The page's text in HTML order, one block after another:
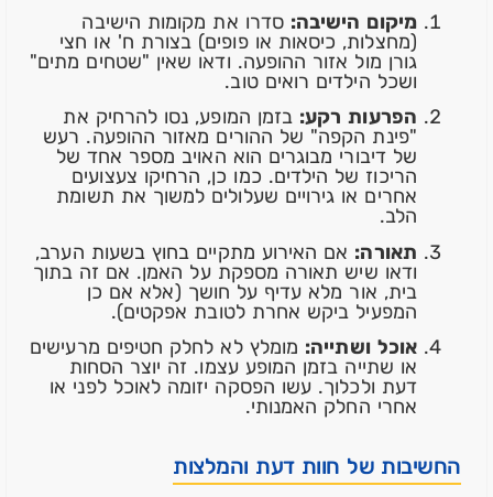
מיקום הישיבה: סדרו את מקומות הישיבה
(מחצלות, כיסאות או פופים) בצורת ח' או חצי
גורן מול אזור ההופעה. ודאו שאין "שטחים מתים"
ושכל הילדים רואים טוב.
הפרעות רקע: בזמן המופע, נסו להרחיק את
"פינת הקפה" של ההורים מאזור ההופעה. רעש
של דיבורי מבוגרים הוא האויב מספר אחד של
הריכוז של הילדים. כמו כן, הרחיקו צעצועים
אחרים או גירויים שעלולים למשוך את תשומת
הלב.
תאורה: אם האירוע מתקיים בחוץ בשעות הערב,
ודאו שיש תאורה מספקת על האמן. אם זה בתוך
בית, אור מלא עדיף על חושך (אלא אם כן
המפעיל ביקש אחרת לטובת אפקטים).
אוכל ושתייה: מומלץ לא לחלק חטיפים מרעישים
או שתייה בזמן המופע עצמו. זה יוצר הסחות
דעת ולכלוך. עשו הפסקה יזומה לאוכל לפני או
אחרי החלק האמנותי.
החשיבות של חוות דעת והמלצות